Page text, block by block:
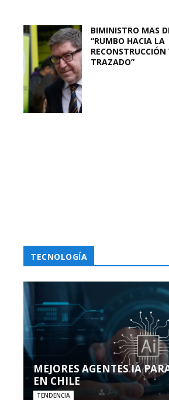
BIMINISTRO MAS
“RUMBO HACIA LA
TRAZADO”
TECNOLOGÍA
MEJORES AGENTES IA
EN CHILE
TENDENCIA